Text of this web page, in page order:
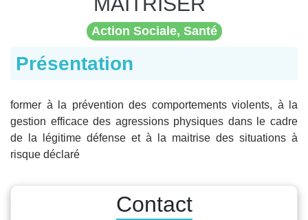
Action Sociale, Santé
Présentation
former à la prévention des comportements violents, à la
gestion efficace des agressions physiques dans le cadre
de la légitime défense et à la maitrise des situations à
risque déclaré
Contact